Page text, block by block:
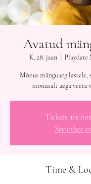
Avatud
K, 28. jaan Playdate
Mõnus mänguaeg lastele,
mõnusalt aega veeta
Tickets are
See other
Time &